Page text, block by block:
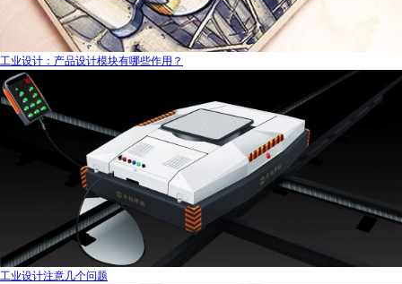
工业设计：产品设计模块有哪些作用？
工业设计注意几个问题